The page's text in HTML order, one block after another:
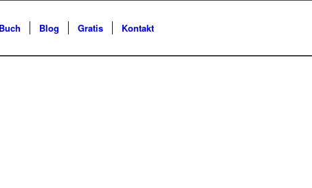
Buch Blog Gratis Kontakt